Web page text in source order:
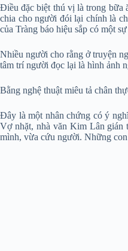
Điều đặc biệt thú vị là trong bữa
chia cho người đói lại chính là
của Tràng báo hiệu sắp có một
Nhiều người cho rằng ở truyện
tâm trí người đọc lại là hình ảnh
Bằng nghệ thuật miêu tả chân
Đây là một nhân chứng có ý
Vợ nhặt, nhà văn Kim Lân gián
mình, vừa cứu người. Những